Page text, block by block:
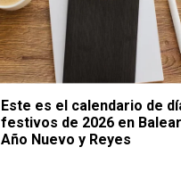
Este es el calendario de
festivos de 2026 en
Año Nuevo y Reyes